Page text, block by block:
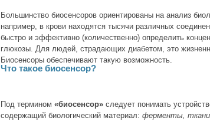
Большинство биосенсоров ориентированы на анализ
например, в крови находятся тысячи различных
быстро и эффективно (количественно) определить
глюкозы. Для людей, страдающих диабетом, это
Биосенсоры обеспечивают такую возможность.
Что такое биосенсор?
Под термином «биосенсор» следует понимать
содержащий биологический материал: ферменты,